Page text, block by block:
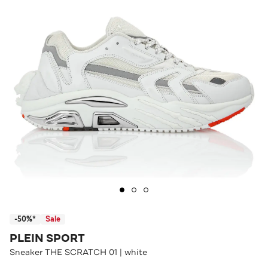
-50%* Sale
PLEIN SPORT
Sneaker THE SCRATCH 01 | white